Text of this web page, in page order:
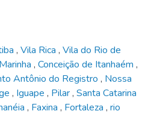
, Vila Rica , Vila do Rio de
, Conceição de Itanhaém ,
Antônio do Registro , Nossa
, Iguape , Pilar, Santa Catarina
, Faxina , Fortaleza , rio